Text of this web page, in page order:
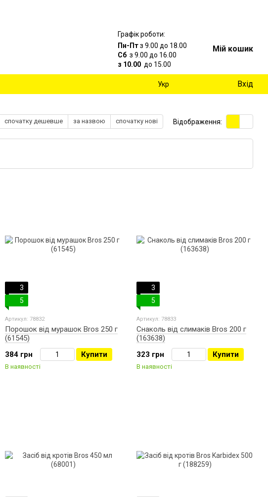
Графік роботи:
Пн-Птз 9.00 до 18.00
Сб з 9.00 до 16.00
з 10.00 до 15.00
Мій кошик
Укр Вхід
спочатку дешевше за назвою спочатку нові Відображення:
3
5
Артикул: 78832
Порошок від мурашок Bros 250 г
(61545)
384 грн
Купити
В наявності
3
5
Артикул: 78833
Снаколь від слимаків Bros 200 г
(163638)
323 грн
Купити
В наявності